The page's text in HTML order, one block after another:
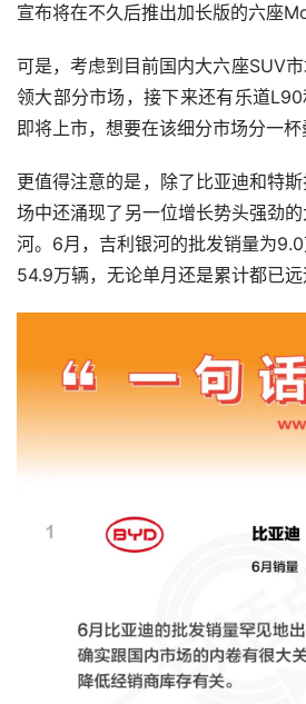
宣布将在不久后推出加长版的六座
可是，考虑到目前国内大六座SUV
领大部分市场，接下来还有乐道
即将上市，想要在该细分市场分一杯
更值得注意的是，除了比亚迪和特
场中还涌现了另一位增长势头强劲
河。6月，吉利银河的批发销量为
54.9万辆，无论单月还是累计都已远